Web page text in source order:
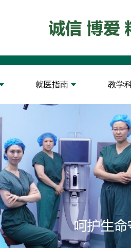
就医指南 教学